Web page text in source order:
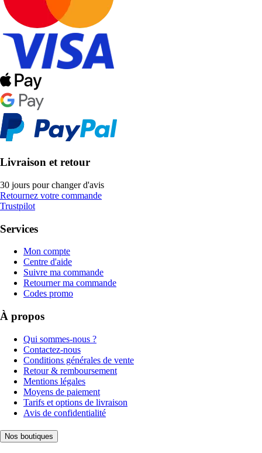
Livraison et retour
30 jours pour changer d'avis
Retournez votre commande
Trustpilot
Services
Mon compte
Centre d'aide
Suivre ma commande
Retourner ma commande
Codes promo
À propos
Qui sommes-nous ?
Contactez-nous
Conditions générales de vente
Retour & remboursement
Mentions légales
Moyens de paiement
Tarifs et options de livraison
Avis de confidentialité
Nos boutiques